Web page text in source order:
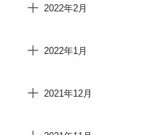
2022年2月
2022年1月
2021年12月